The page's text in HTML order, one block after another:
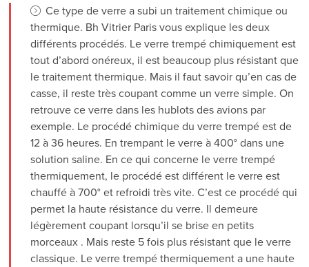
Ce type de verre a subi un traitement chimique ou
thermique. Bh Vitrier Paris vous explique les deux
différents procédés. Le verre trempé chimiquement est
tout d’abord onéreux, il est beaucoup plus résistant que
le traitement thermique. Mais il faut savoir qu’en cas de
casse, il reste très coupant comme un verre simple. On
retrouve ce verre dans les hublots des avions par
exemple. Le procédé chimique du verre trempé est de
12 à 36 heures. En trempant le verre à 400° dans une
solution saline. En ce qui concerne le verre trempé
thermiquement, le procédé est différent le verre est
chauffé à 700° et refroidi très vite. C’est ce procédé qui
permet la haute résistance du verre. Il demeure
légèrement coupant lorsqu’il se brise en petits
morceaux . Mais reste 5 fois plus résistant que le verre
classique. Le verre trempé thermiquement a une haute